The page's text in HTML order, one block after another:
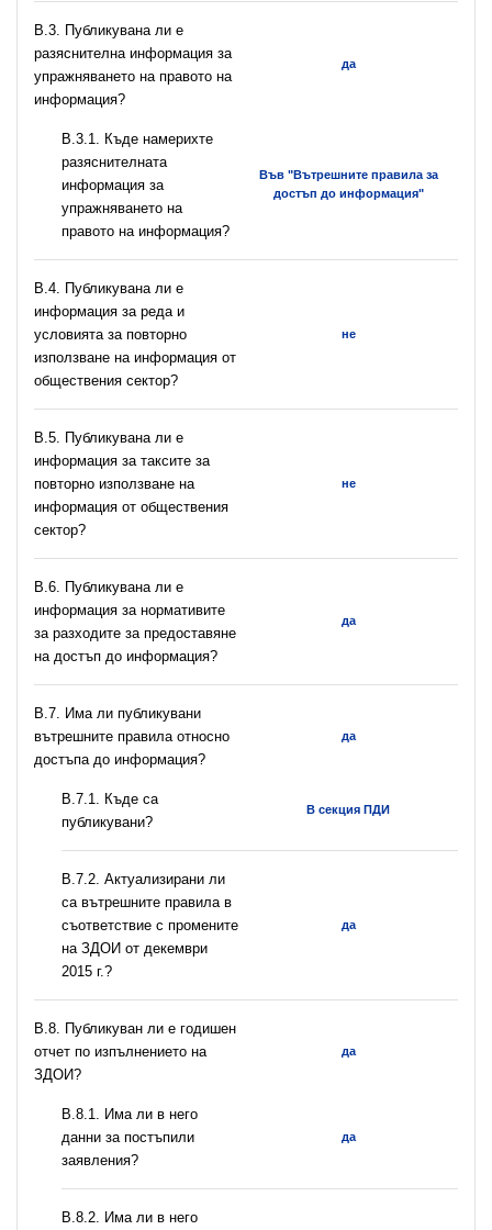
В.3. Публикувана ли е
разяснителна информация за
упражняването на правото на
информация?
да
В.3.1. Къде намерихте
разяснителната
информация за
упражняването на
правото на информация?
Във "Вътрешните правила за
достъп до информация"
В.4. Публикувана ли е
информация за реда и
условията за повторно
използване на информация от
обществения сектор?
не
В.5. Публикувана ли е
информация за таксите за
повторно използване на
информация от обществения
сектор?
не
В.6. Публикувана ли е
информация за нормативите
за разходите за предоставяне
на достъп до информация?
да
В.7. Има ли публикувани
вътрешните правила относно
достъпа до информация?
да
В.7.1. Къде са
публикувани?
В секция ПДИ
В.7.2. Актуализирани ли
са вътрешните правила в
съответствие с промените
на ЗДОИ от декември
2015 г.?
да
В.8. Публикуван ли е годишен
отчет по изпълнението на
ЗДОИ?
да
В.8.1. Има ли в него
данни за постъпили
заявления?
да
В.8.2. Има ли в него